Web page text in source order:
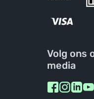
Volg ons
media